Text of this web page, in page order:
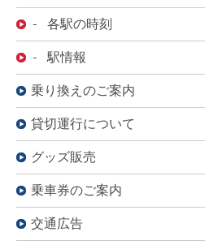
- 各駅の時刻
- 駅情報
乗り換えのご案内
貸切運行について
グッズ販売
乗車券のご案内
交通広告